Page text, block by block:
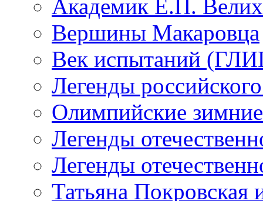
Академик Е.П.
Вершины Макаровца
Век испытаний
Легенды
Олимпийские
Легенды
Легенды
Татьяна Покровская